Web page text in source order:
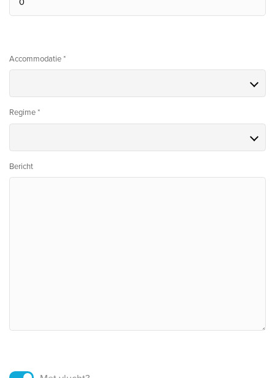
Accommodatie *
Regime *
Bericht